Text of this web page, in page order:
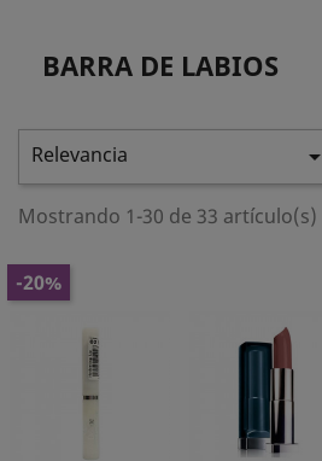
BARRA DE LABIOS
Relevancia 
Mostrando 1-30 de 33 artículo(s)
-20%